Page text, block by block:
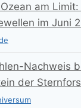
am
im Juni
Nachweis
der